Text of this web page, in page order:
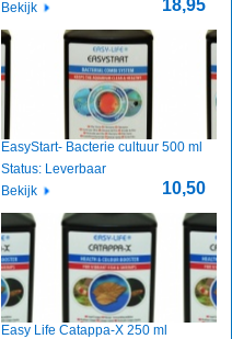
18,95
Bekijk
EasyStart- Bacterie cultuur 500 ml
10,50
Status: Leverbaar
Bekijk
Easy Life Catappa-X 250 ml